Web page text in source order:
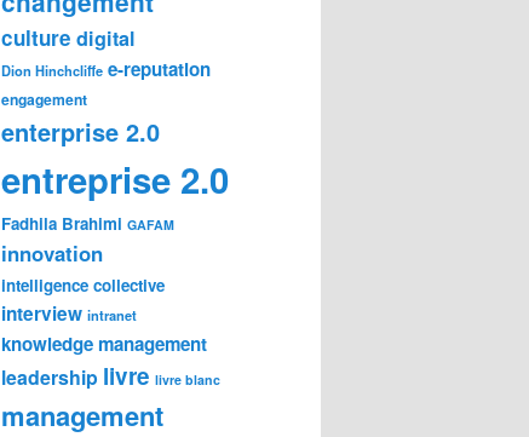
culture digital
Dion Hinchcliffe e-reputation
engagement
enterprise 2.0
entreprise 2.0
Fadhila Brahimi GAFAM
innovation
intelligence collective
interview intranet
knowledge management
leadership livre livre blanc
management